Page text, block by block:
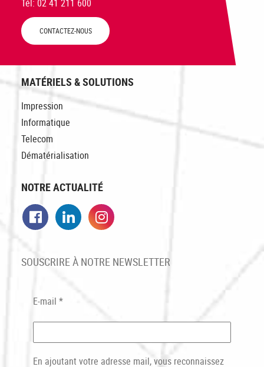
Tél: 02 41 211 600
CONTACTEZ-NOUS
MATÉRIELS & SOLUTIONS
Impression
Informatique
Telecom
Dématérialisation
NOTRE ACTUALITÉ
FacebookLinkedIn
SOUSCRIRE À NOTRE NEWSLETTER
E-mail *
En ajoutant votre adresse mail, vous reconnaissez